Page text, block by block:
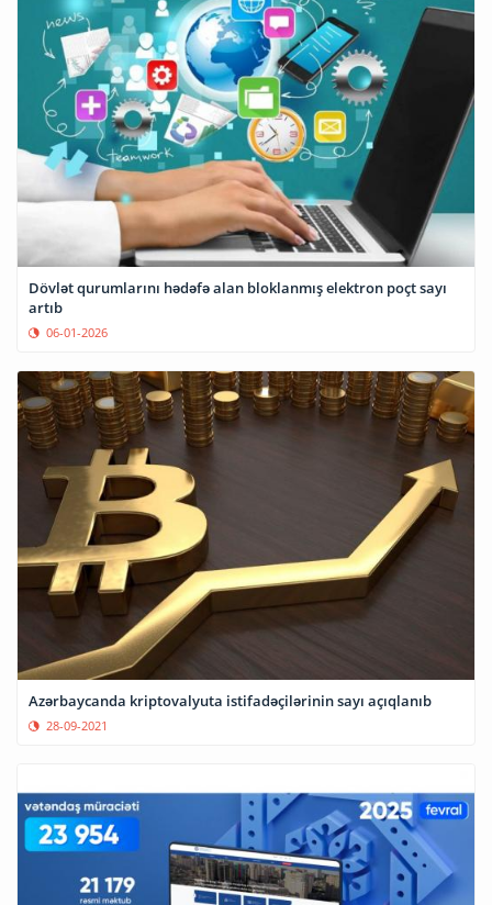
Dövlət qurumlarını hədəfə alan bloklanmış elektron poçt sayı
artıb
06-01-2026
Azərbaycanda kriptovalyuta istifadəçilərinin sayı açıqlanıb
28-09-2021